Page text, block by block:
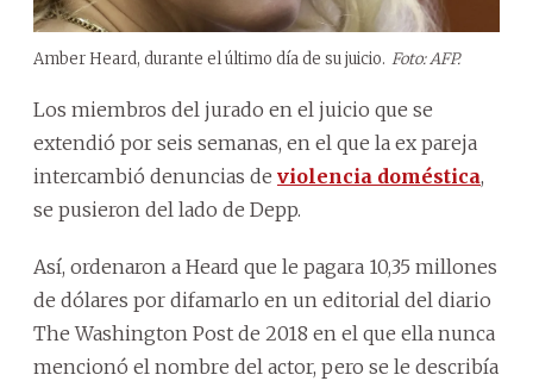
Amber Heard, durante el último día de su juicio. Foto: AFP.
Los miembros del jurado en el juicio que se
extendió por seis semanas, en el que la ex pareja
intercambió denuncias de violencia doméstica,
se pusieron del lado de Depp.
Así, ordenaron a Heard que le pagara 10,35 millones
de dólares por difamarlo en un editorial del diario
The Washington Post de 2018 en el que ella nunca
mencionó el nombre del actor, pero se le describía